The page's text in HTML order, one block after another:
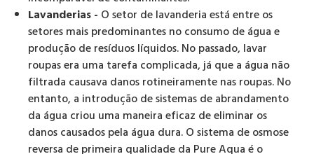
Lavanderias - O setor de lavanderia está entre os
setores mais predominantes no consumo de água e
produção de resíduos líquidos. No passado, lavar
roupas era uma tarefa complicada, já que a água não
filtrada causava danos rotineiramente nas roupas. No
entanto, a introdução de sistemas de abrandamento
da água criou uma maneira eficaz de eliminar os
danos causados ​​pela água dura. O sistema de osmose
reversa de primeira qualidade da Pure Aqua é o